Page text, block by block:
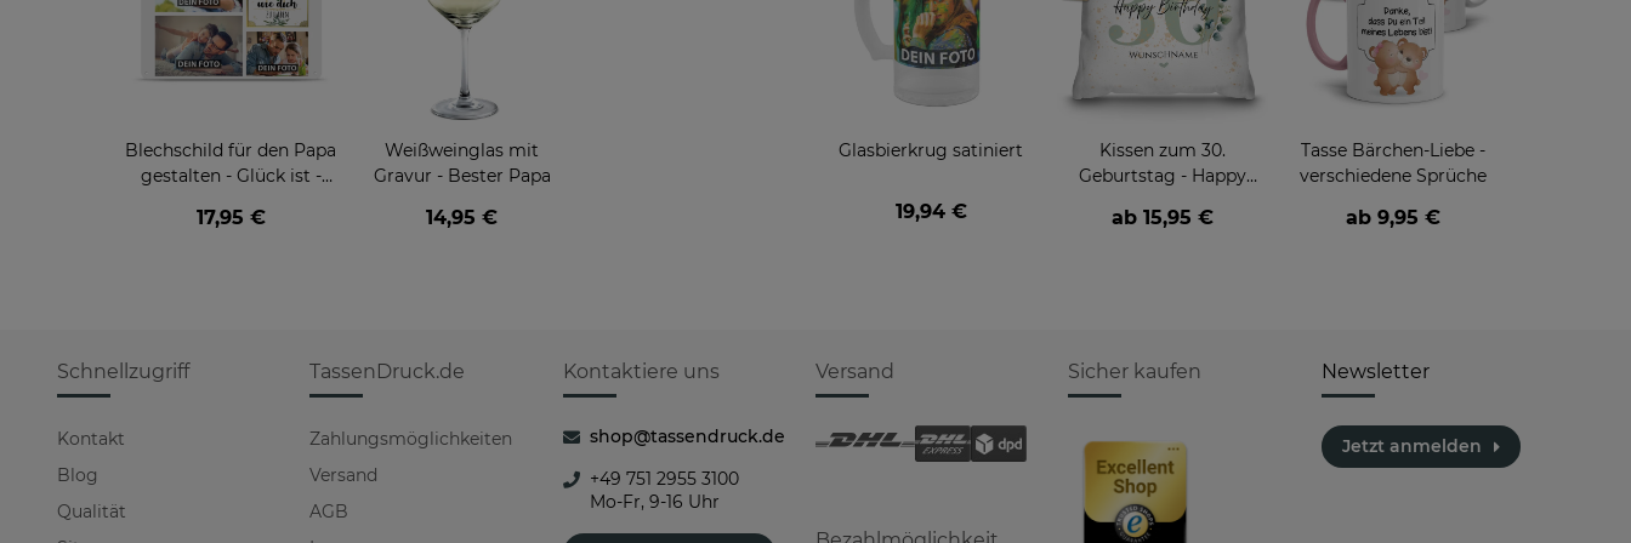
Blechschild für den Papa
gestalten - Glück ist -
DIN A4
17,95 €
Weißweinglas mit
Gravur - Bester Papa
14,95 €
Glasbierkrug satiniert
19,94 €
Kissen zum 30.
Geburtstag - Happy
ab 15,95 €
Tasse Bärchen-Liebe -
verschiedene Sprüche
ab9,95 €
Schnellzugriff
Kontakt
Blog
Qualität
TassenDruck.de
Zahlungsmöglichkeiten
Versand
AGB
Kontaktiere uns
shop@tassendruck.de
+49 751 2955 3100
Mo-Fr, 9-16 Uhr
Versand Sicher kaufen Newsletter
Jetzt anmelden